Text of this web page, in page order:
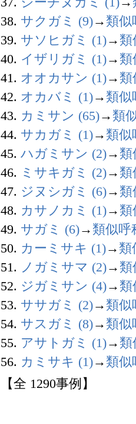
38. サクガミ (9)→ 類似
39. サソヒガミ (1)→ 類
40. イザリガミ (1)→ 類
41. オオカサン (1)→ 類
42. オカバミ (1)→ 類似
43. カミサン (65)→ 類
44. サカガミ (1)→ 類似
45. ハガミサン (2)→ 類
46. ミサキガミ (2)→ 類
47. ジヌシガミ (6)→ 類
48. カサノカミ (1)→ 類
49. サガミ (6)→ 類似呼
50. カーミサキ (1)→ 類
51. ノガミサマ (2)→ 類
52. ジガミサン (4)→ 類
53. ササガミ (2)→ 類似
54. サスガミ (8)→ 類似
55. アサトガミ (1)→ 類
56. カミサキ (1)→ 類似
【全 1290事例】